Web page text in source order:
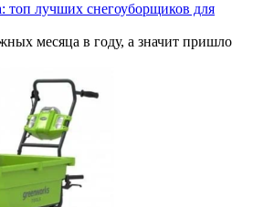
топ лучших снегоуборщиков для
месяца в году, а значит пришло